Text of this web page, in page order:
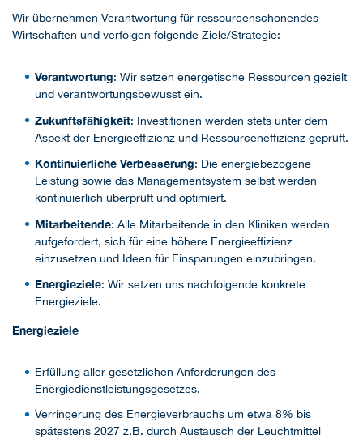
Wir übernehmen Verantwortung für ressourcenschonendes
Wirtschaften und verfolgen folgende Ziele/Strategie:
Verantwortung: Wir setzen energetische Ressourcen gezielt
und verantwortungsbewusst ein.
Zukunftsfähigkeit: Investitionen werden stets unter dem
Aspekt der Energieeffizienz und Ressourceneffizienz geprüft.
Kontinuierliche Verbesserung: Die energiebezogene
Leistung sowie das Managementsystem selbst werden
kontinuierlich überprüft und optimiert.
Mitarbeitende: Alle Mitarbeitende in den Kliniken werden
aufgefordert, sich für eine höhere Energieeffizienz
einzusetzen und Ideen für Einsparungen einzubringen.
Energieziele: Wir setzen uns nachfolgende konkrete
Energieziele.
Energieziele
Erfüllung aller gesetzlichen Anforderungen des
Energiedienstleistungsgesetzes.
Verringerung des Energieverbrauchs um etwa 8% bis
spätestens 2027 z.B. durch Austausch der Leuchtmittel